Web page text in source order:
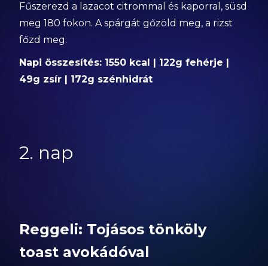
Fűszerezd a lazacot citrommal és kaporral, süsd
meg 180 fokon. A spárgát gőzöld meg, a rizst
főzd meg.
Napi összesítés: 1550 kcal | 122g fehérje |
49g zsír | 172g szénhidrát
2. nap
Reggeli: Tojásos tönköly
toast avokádóval